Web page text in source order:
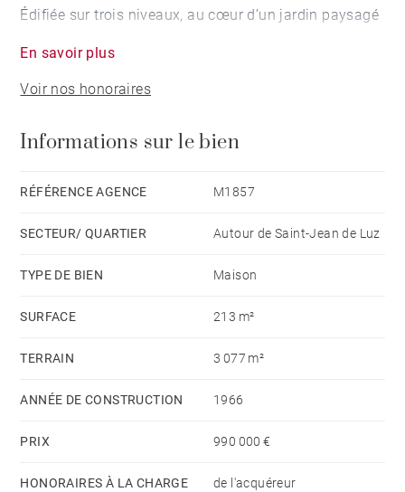
Édifiée sur trois niveaux, au cœur d’un jardin paysagé
cadre privilégié.
salon-séjour avec cheminée prolongé par une véranda
une avec balcon, une salle de bains privative et une
À l’étage, quatre chambres supplémentaires, dont une
avec balcon, une salle de bains et un bureau en
de la piscine.
En savoir plus
Voir nos honoraires
Informations sur le bien
RÉFÉRENCE AGENCE M1857
SECTEUR/ QUARTIER Autour de Saint-Jean de Luz
TYPE DE BIEN Maison
SURFACE 213 m²
TERRAIN 3 077 m²
ANNÉE DE CONSTRUCTION 1966
PRIX 990 000 €
HONORAIRES À LA CHARGE de l'acquéreur